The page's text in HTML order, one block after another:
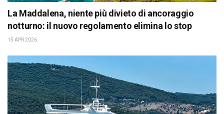
La Maddalena, niente più divieto di ancoraggio
notturno: il nuovo regolamento elimina lo stop
15 APR 2026